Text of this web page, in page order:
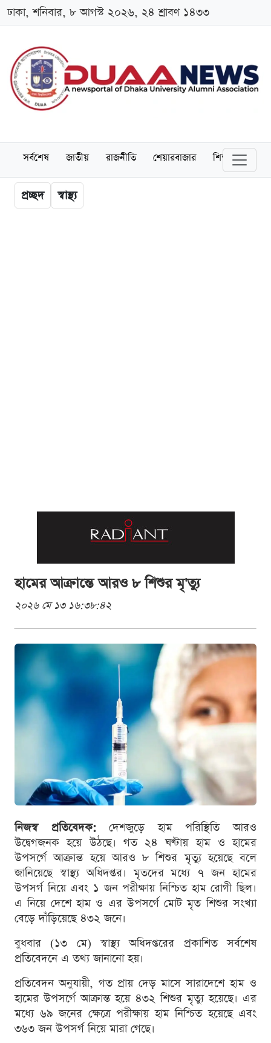
ঢাকা, শনিবার, ৮ আগস্ট ২০২৬, ২৪ শ্রাবণ ১৪৩৩
সর্বশেষ জাতীয় রাজনীতি শেয়ারবাজার শিক্ষা
প্রচ্ছদ স্বাস্থ্য
হামের আক্রান্তে আরও ৮ শিশুর মৃ'ত্যু
২০২৬ মে ১৩ ১৬:৩৮:৪২
নিজস্ব প্রতিবেদক:দেশজুড়ে হাম পরিস্থিতি আরও
উদ্বেগজনক হয়ে উঠছে। গত ২৪ ঘণ্টায় হাম ও হামের
উপসর্গে আক্রান্ত হয়ে আরও ৮ শিশুর মৃত্যু হয়েছে বলে
জানিয়েছে স্বাস্থ্য অধিদপ্তর। মৃতদের মধ্যে ৭ জন হামের
উপসর্গ নিয়ে এবং ১ জন পরীক্ষায় নিশ্চিত হাম রোগী ছিল।
এ নিয়ে দেশে হাম ও এর উপসর্গে মোট মৃত শিশুর সংখ্যা
বেড়ে দাঁড়িয়েছে ৪৩২ জনে।
বুধবার (১৩ মে) স্বাস্থ্য অধিদপ্তরের প্রকাশিত সর্বশেষ
প্রতিবেদনে এ তথ্য জানানো হয়।
প্রতিবেদন অনুযায়ী, গত প্রায় দেড় মাসে সারাদেশে হাম ও
হামের উপসর্গে আক্রান্ত হয়ে ৪৩২ শিশুর মৃত্যু হয়েছে। এর
মধ্যে ৬৯ জনের ক্ষেত্রে পরীক্ষায় হাম নিশ্চিত হয়েছে এবং
৩৬৩ জন উপসর্গ নিয়ে মারা গেছে।